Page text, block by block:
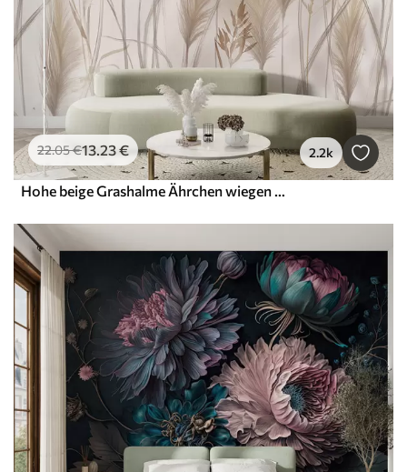
22.05€13.23€ 2.2k
Hohe beige Grashalme Ährchen wiegen sich im Wind vor einem weichen, hellen Hintergrund